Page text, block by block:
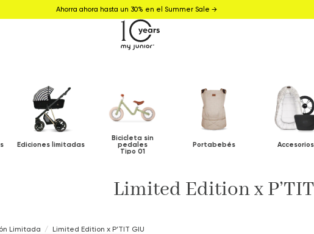
Ahorra ahora hasta un 30% en el Summer Sale →
Ediciones limitadas
Bicicleta sin
pedales
Tipo 01
Portabebés Accesorios
Limited Edition x
Limitada Limited Edition x P’TIT GIU